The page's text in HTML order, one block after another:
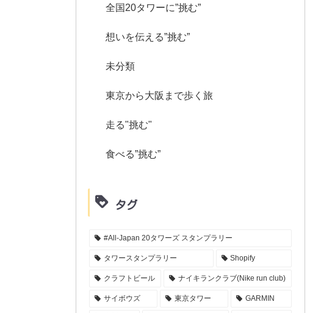
全国20タワーに”挑む”
想いを伝える”挑む”
未分類
東京から大阪まで歩く旅
走る"挑む"
食べる”挑む”
タグ
#All-Japan 20タワーズ スタンプラリー
タワースタンプラリー Shopify
クラフトビール ナイキランクラブ(Nike run club)
サイボウズ 東京タワー GARMIN